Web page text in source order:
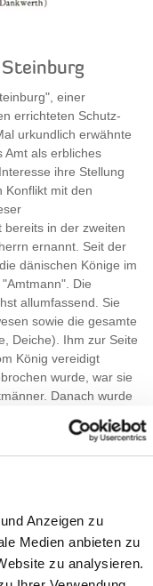
Anzeigen zu
Medien anbieten zu
zu analysieren.
einer
errichteten Schutz-
urkundlich erwähnte
Amt als erbliches
ihre Stellung
Konflikt mit den
in der zweiten
ernannt. Seit der
dänischen Könige im
Die
allumfassend. Sie
sowie die gesamte
Deiche). Ihm zur Seite
König vereidigt
wurde, war sie
Danach wurde
Annexion der
grundlegende
Landrat. Am
vom
Das Amt
vom
und erhielt die